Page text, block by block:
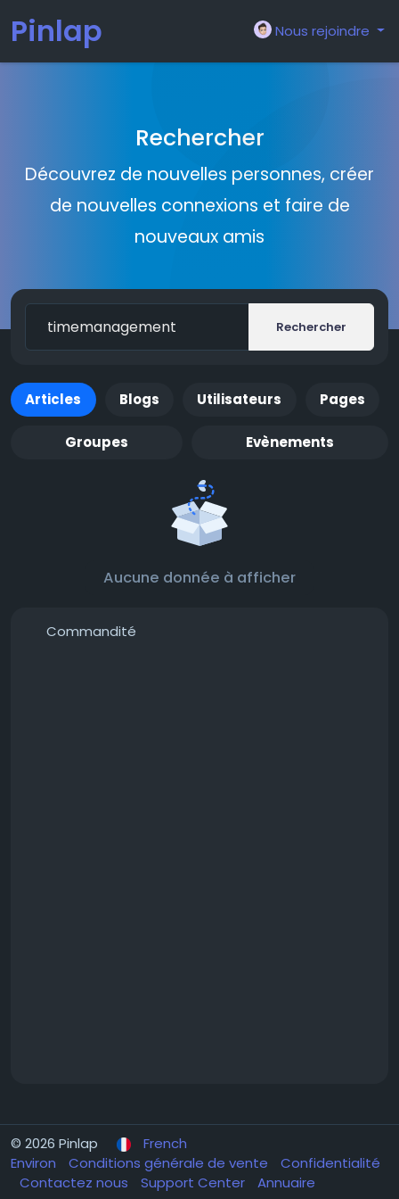
Pinlap Nous rejoindre
Rechercher
Découvrez de nouvelles personnes, créer
de nouvelles connexions et faire de
nouveaux amis
Rechercher
Articles Blogs Utilisateurs Pages
Groupes Evènements
Aucune donnée à afficher
Commandité
© 2026 Pinlap
French
Environ
Conditions générale de vente
Confidentialité
Contactez nous
Support Center Annuaire